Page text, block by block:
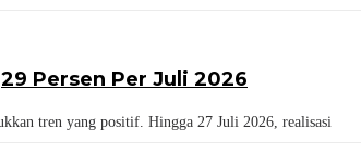
Persen Per Juli 2026
tren yang positif. Hingga 27 Juli 2026, realisasi